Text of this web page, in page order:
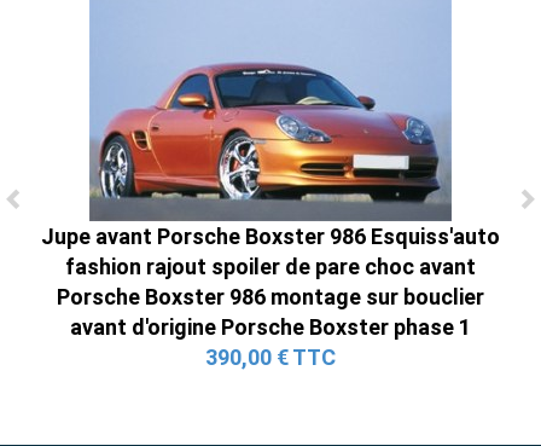
Ligne Cat-Back Active 4 Sorties avec
Tube en H pour Ford Mustang GT & V6
(2015-2023)
2 690,00 € TTC
Jupe avant Porsche Boxster 986 Esquiss'auto
fashion rajout spoiler de pare choc avant
Porsche Boxster 986 montage sur bouclier
avant d'origine Porsche Boxster phase 1
390,00 € TTC